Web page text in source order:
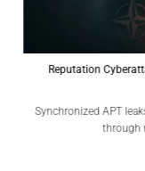
Reputation
Synchronized APT
through